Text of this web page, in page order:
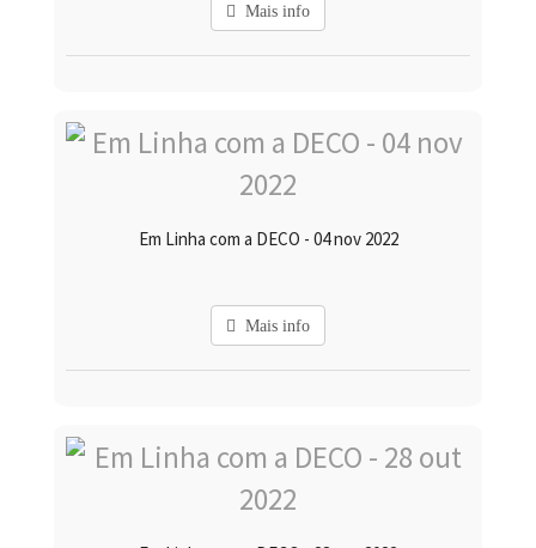
Mais info
Em Linha com a DECO - 04 nov 2022
Mais info